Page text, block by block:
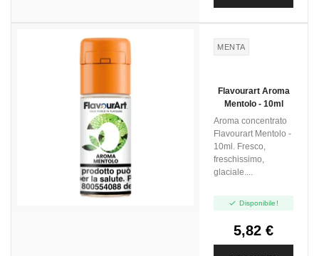
MENTA
Flavourart Aroma
Mentolo - 10ml
Aroma concentrato
Flavourart Mentolo -
10ml. Fresco,
freschissimo,
glaciale....
 Disponibile!
5,82 €